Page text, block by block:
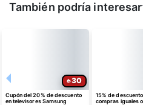
También podría
30
Cupón del 20% de descuento
en televisores Samsung
15% de
compras iguales